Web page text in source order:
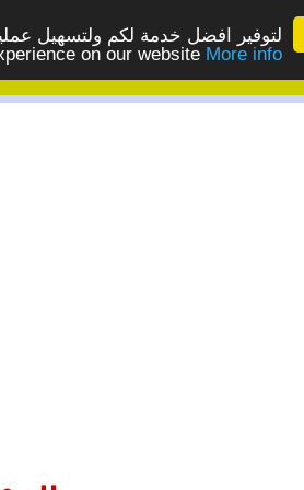
لتوفير افضل خدمة لكم ولتسهيل
on our website More info - المزيد